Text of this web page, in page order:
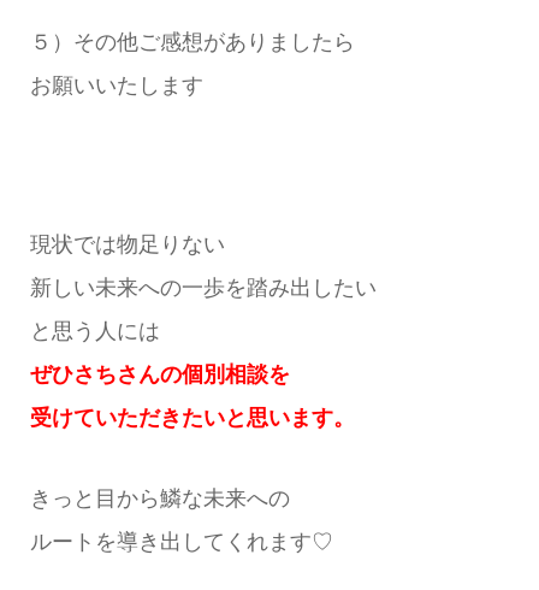
５）その他ご感想がありましたら
お願いいたします
現状では物足りない
新しい未来への一歩を踏み出したい
と思う人には
ぜひさちさんの個別相談を
受けていただきたいと思います。
きっと目から鱗な未来への
ルートを導き出してくれます♡